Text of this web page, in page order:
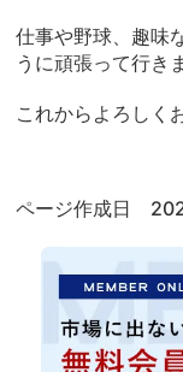
仕事や野球、趣味
うに頑張って行き
これからよろしく
ページ作成日